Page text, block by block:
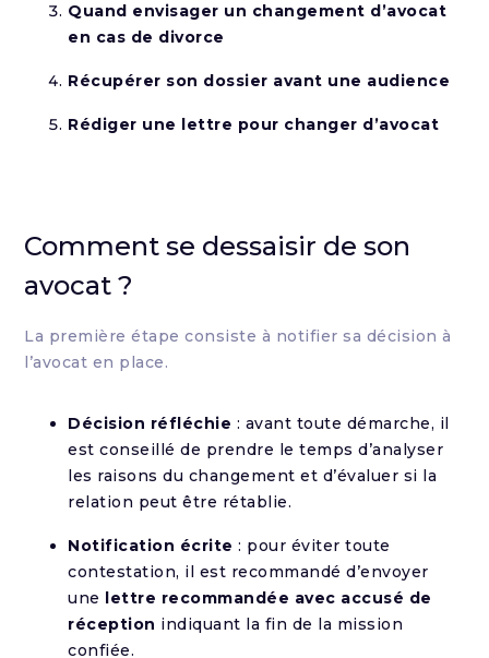
Quand envisager un changement d’avocat
en cas de divorce
Récupérer son dossier avant une audience
Rédiger une lettre pour changer d’avocat
Comment se dessaisir de son
avocat ?
La première étape consiste à notifier sa décision à
l’avocat en place.
Décision réfléchie : avant toute démarche, il
est conseillé de prendre le temps d’analyser
les raisons du changement et d’évaluer si la
relation peut être rétablie.
Notification écrite : pour éviter toute
contestation, il est recommandé d’envoyer
une lettre recommandée avec accusé de
réception indiquant la fin de la mission
confiée.